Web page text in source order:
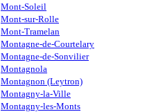
Mont-Soleil
Mont-sur-Rolle
Mont-Tramelan
Montagne-de-Courtelary
Montagne-de-Sonvilier
Montagnola
Montagnon (Leytron)
Montagny-la-Ville
Montagny-les-Monts